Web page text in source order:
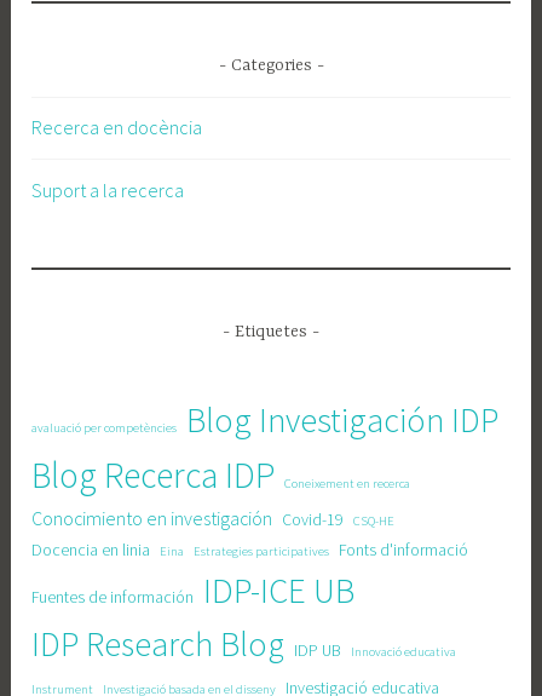
- Categories -
Recerca en docència
Suport a la recerca
- Etiquetes -
avaluació per competències Blog Investigación IDP
Blog Recerca IDP Coneixement en recerca
Conocimiento en investigación Covid-19 CSQ-HE
Docencia en linia Eina Estrategies participatives Fonts d'informació
Fuentes de información IDP-ICE UB
IDP Research Blog IDP UB Innovació educativa
Instrument Investigació basada en el disseny Investigació educativa